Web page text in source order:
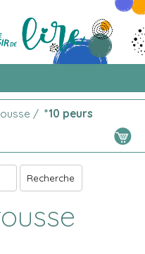
/ *10 peurs